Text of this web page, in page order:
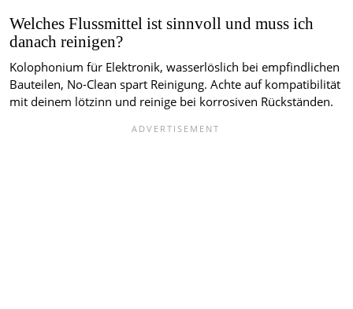
Welches Flussmittel ist sinnvoll und muss ich
danach reinigen?
Kolophonium für Elektronik, wasserlöslich bei empfindlichen
Bauteilen, No-Clean spart Reinigung. Achte auf kompatibilität
mit deinem lötzinn und reinige bei korrosiven Rückständen.